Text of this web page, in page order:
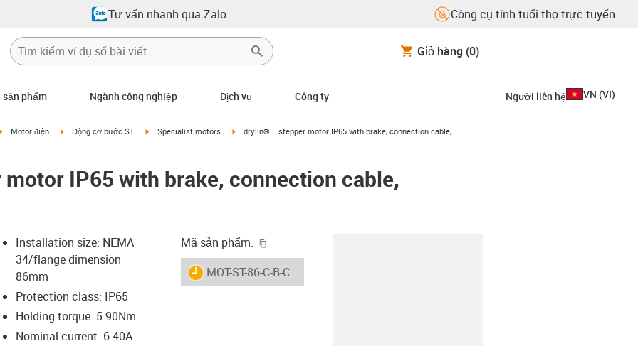
Tư vấn nhanh qua Zalo Công cụ tính tuổi thọ trực tuyến
Giỏ hàng (0)
phẩm Ngành công nghiệp Dịch vụ Công ty Người liên hệ VN (VI)
igus-icon-arrow-right
Motor điện igus-icon-arrow-right
Động cơ bước ST igus-icon-arrow-right
Specialist motors igus-icon-arrow-right
drylin® E stepper motor IP65 with brake, connection cable,
IP65 with brake, connection cable,
lupe
lupe
lupe
lupe
Installation size: NEMA
34/flange dimension
86mm
Protection class: IP65
Holding torque: 5.90Nm
Nominal current: 6.40A
Mã sản phẩm.
igus-icon-lieferzeit
MOT-ST-86-C-B-C